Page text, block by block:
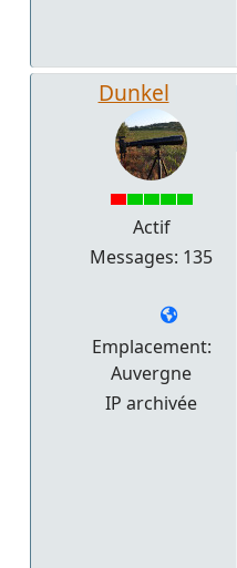
Dunkel
Actif
Messages: 135
Emplacement:
Auvergne
IP archivée